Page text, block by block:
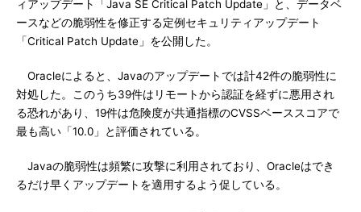
ィアップデート「Java SE Critical Patch Update」と、データベ
ースなどの脆弱性を修正する定例セキュリティアップデート
「Critical Patch Update」を公開した。
Oracleによると、Javaのアップデートでは計42件の脆弱性に
対処した。このうち39件はリモートから認証を経ずに悪用され
る恐れがあり、19件は危険度が共通指標のCVSSベーススコアで
最も高い「10.0」と評価されている。
Javaの脆弱性は頻繁に攻撃に利用されており、Oracleはでき
るだけ早くアップデートを適用するよう促している。